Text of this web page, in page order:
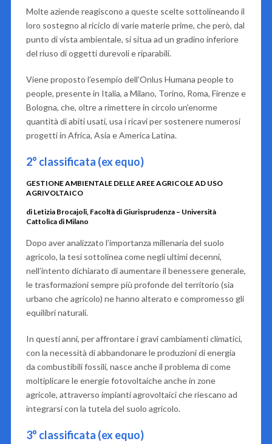
Molte aziende reagiscono a queste scelte sottolineando il
loro sostegno al riciclo di varie materie prime, che però, dal
punto di vista ambientale, si situa ad un gradino inferiore
del riuso di oggetti durevoli e riparabili.
Viene proposto l’esempio dell’Onlus Humana people to
people, presente in Italia, a Milano, Torino, Roma, Firenze e
Bologna, che, oltre a rimettere in circolo un’enorme
quantità di abiti usati, usa i ricavi per sostenere numerosi
progetti in Africa, Asia e America Latina.
2° classificata (ex equo)
GESTIONE AMBIENTALE DELLE AREE AGRICOLE AD USO
AGRIVOLTAICO
di Letizia Brocajoli, Facoltà di Giurisprudenza – Università
Cattolica di Milano
Dopo aver analizzato l’importanza millenaria del suolo
agricolo, la tesi sottolinea come negli ultimi decenni,
nell’intento dichiarato di aumentare il benessere generale,
le trasformazioni sempre più profonde del territorio (sia
urbano che agricolo) ne hanno alterato e compromesso gli
equilibri naturali.
In questi anni, per affrontare i gravi cambiamenti climatici,
con la necessità di abbandonare le produzioni di energia
da combustibili fossili, nasce anche il problema di come
moltiplicare le energie fotovoltaiche anche in zone
agricole, attraverso impianti agrovoltaici che riescano ad
integrarsi con la tutela del suolo agricolo.
3° classificata (ex equo)